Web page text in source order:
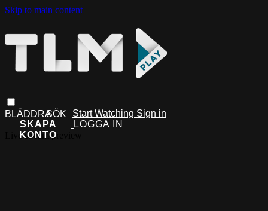
Skip to main content
Start Watching Sign in
Live stream preview